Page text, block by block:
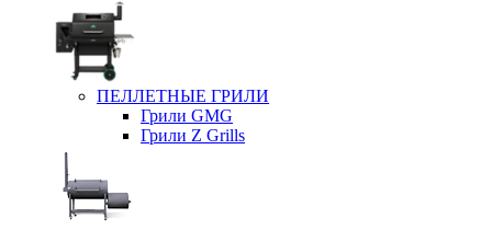
ПЕЛЛЕТНЫЕ ГРИЛИ
Грили GMG
Грили Z Grills